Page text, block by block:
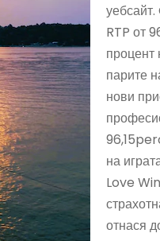
RTP от
парите
нови
на
Love
отнася